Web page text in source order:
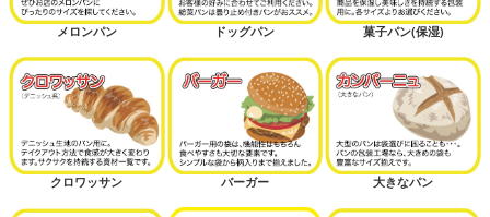
メロンパン ドッグパン 菓子パン(保湿)
クロワッサン バーガー 大きなパン